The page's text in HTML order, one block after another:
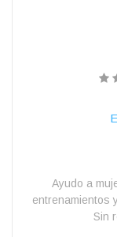
Ayudo a
entrenamientos
Sin